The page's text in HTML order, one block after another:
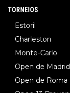
TORNEIOS
Estoril
Charleston
Monte-Carlo
Open de Madrid
Open de Roma